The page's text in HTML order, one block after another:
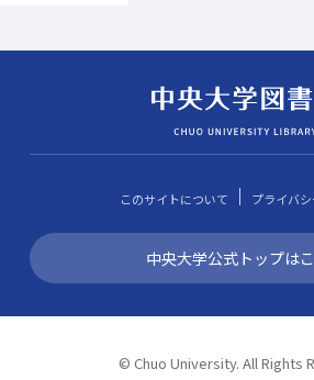
このサイトについて プライバ
中央大学公式トップは
© Chuo University. All Rights